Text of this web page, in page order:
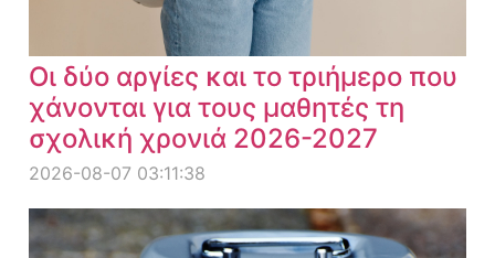
Οι δύο αργίες και το τριήμερο που
χάνονται για τους μαθητές τη
σχολική χρονιά 2026-2027
2026-08-07 03:11:38